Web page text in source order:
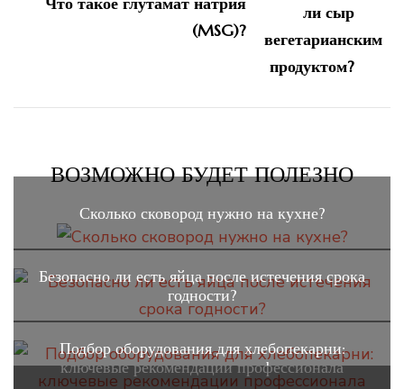
(MSG)?
ВОЗМОЖНО БУДЕТ ПОЛЕЗНО
Сколько сковород нужно на кухне?
Безопасно ли есть яйца после истечения срока
годности?
Подбор оборудования для хлебопекарни:
ключевые рекомендации профессионала